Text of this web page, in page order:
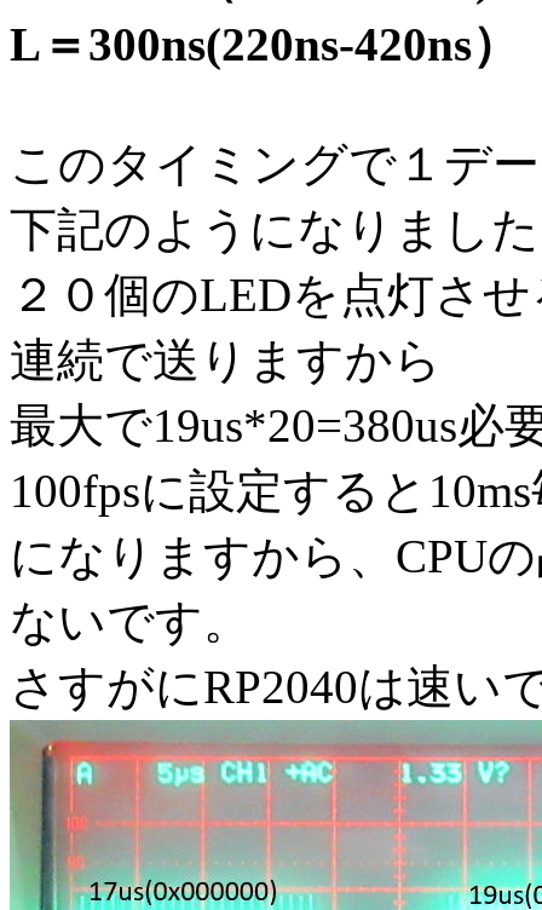
L＝300ns(220ns-420ns
このタイミングで１デ
下記のようになりまし
２０個のLEDを点灯さ
連続で送りますから
最大で19us*20=380us
100fpsに設定すると
になりますから、CPU
ないです。
さすがにRP2040は速い